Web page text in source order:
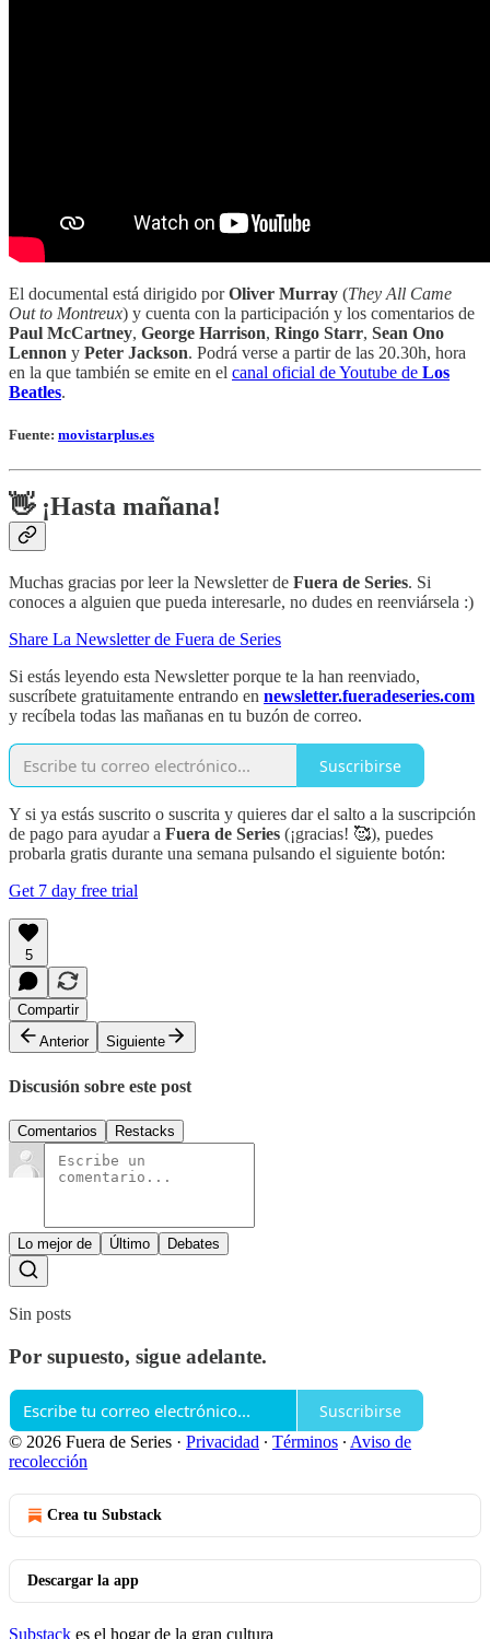
El documental está dirigido porOliver Murray (They All Came
Out to Montreux) y cuenta con la participación y los comentarios de
Paul McCartney, George Harrison, Ringo Starr, Sean Ono
Lennon y Peter Jackson. Podrá verse a partir de las 20.30h, hora
en la que también se emite en el canal oficial de Youtube de Los
Beatles.
Fuente: movistarplus.es
👋 ¡Hasta mañana!
Muchas gracias por leer la Newsletter de Fuera de Series. Si
conoces a alguien que pueda interesarle, no dudes en reenviársela :)
Share La Newsletter de Fuera de Series
Si estás leyendo esta Newsletter porque te la han reenviado,
suscríbete gratuitamente entrando en newsletter.fueradeseries.com
y recíbela todas las mañanas en tu buzón de correo.
Suscribirse
Y si ya estás suscrito o suscrita y quieres dar el salto a la suscripción
de pago para ayudar a Fuera de Series (¡gracias! 🥰), puedes
probarla gratis durante una semana pulsando el siguiente botón:
Get 7 day free trial
5
Compartir
Anterior
Siguiente
Discusión sobre este post
Comentarios Restacks
Lo mejor de Último Debates
Sin posts
Por supuesto, sigue adelante.
Suscribirse
© 2026 Fuera de Series · Privacidad ∙ Términos ∙ Aviso de
recolección
Crea tu Substack
Descargar la app
Substack es el hogar de la gran cultura